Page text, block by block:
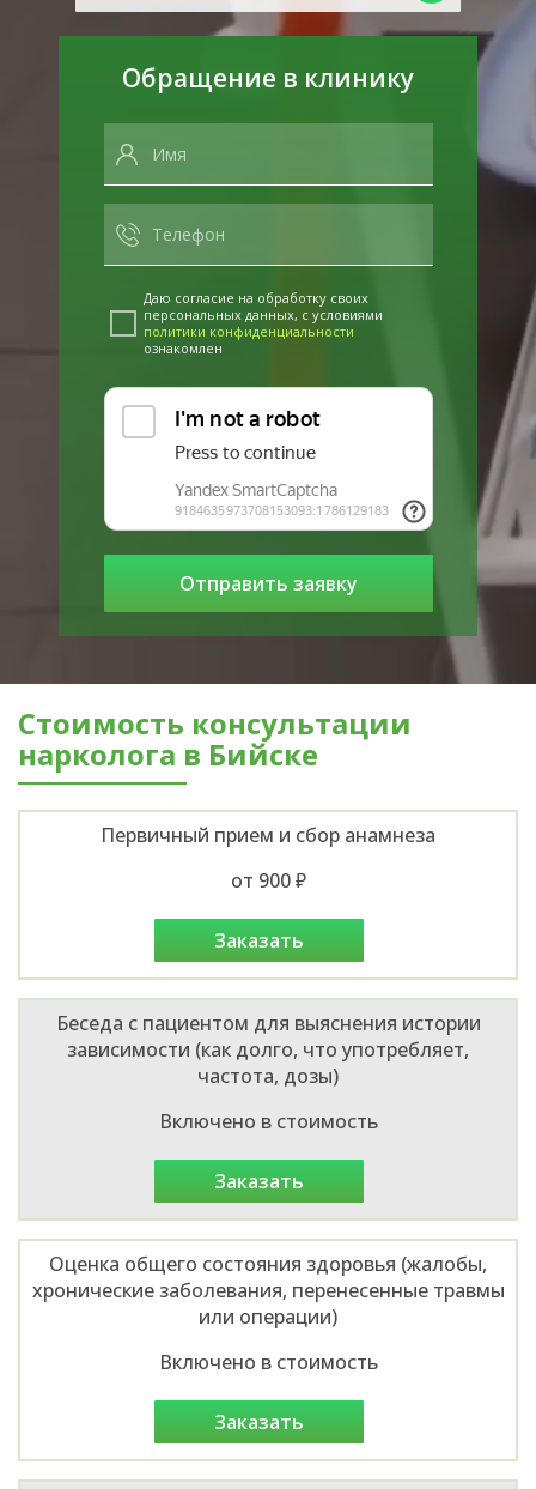
Обращение в клинику
Даю согласие на обработку своих
персональных данных, с условиями
политики конфиденциальности
ознакомлен
Стоимость консультации
нарколога в Бийске
Первичный прием и сбор анамнеза
от 900 ₽
заказать
Беседа с пациентом для выяснения истории
зависимости (как долго, что употребляет,
частота, дозы)
Включено в стоимость
заказать
Оценка общего состояния здоровья (жалобы,
хронические заболевания, перенесенные травмы
или операции)
Включено в стоимость
заказать